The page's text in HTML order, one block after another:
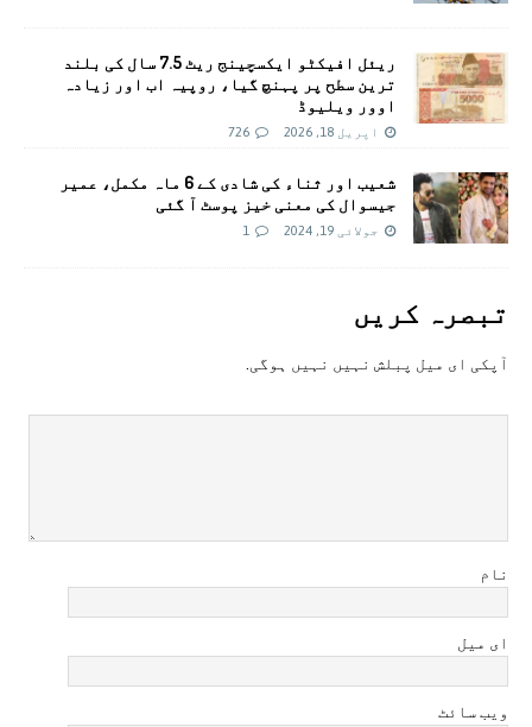
ریئل افیکٹو ایکسچینج ریٹ 7.5 سال کی بلند
ترین سطح پر پہنچ گیا، روپیہ اب اور زیادہ
اوور ویلیوڈ
اپریل 18, 2026 726
شعیب اور ثناء کی شادی کے 6 ماہ مکمل، عمیر
جیسوال کی معنی خیز پوسٹ آ گئی
جولائی 19, 2024 1
تبصرہ کريں
آپکی ای ميل پبلش نہيں نہيں ہوگی.
نام
ای میل
ویب سائٹ